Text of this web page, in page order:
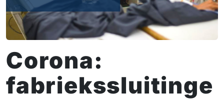
Corona:
fabriekssluitinge